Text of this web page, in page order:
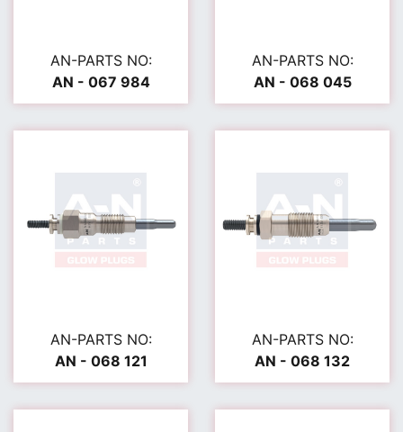
AN-PARTS NO:
AN - 067 984
AN-PARTS NO:
AN - 068 045
AN-PARTS NO:
AN - 068 121
AN-PARTS NO:
AN - 068 132